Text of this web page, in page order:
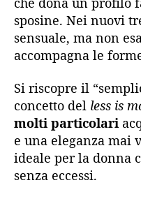
sposine. Nei nuovi
sensuale, ma non
accompagna le
Si riscopre il
concetto del less is
molti particolari
e una eleganza mai
ideale per la donna
senza eccessi.